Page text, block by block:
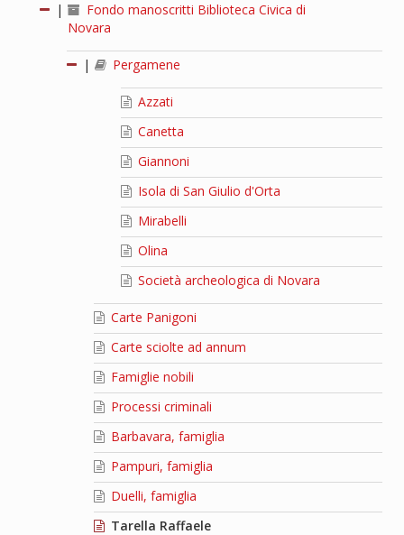
|
Fondo manoscritti Biblioteca Civica di
Novara
| Pergamene
Azzati
Canetta
Giannoni
Isola di San Giulio d'Orta
Mirabelli
Olina
Società archeologica di Novara
Carte Panigoni
Carte sciolte ad annum
Famiglie nobili
Processi criminali
Barbavara, famiglia
Pampuri, famiglia
Duelli, famiglia
Tarella Raffaele